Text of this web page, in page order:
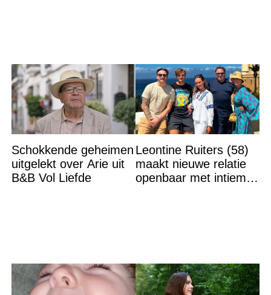
Schokkende geheimen
uitgelekt over Arie uit
B&B Vol Liefde
Leontine Ruiters (58)
maakt nieuwe relatie
openbaar met intieme